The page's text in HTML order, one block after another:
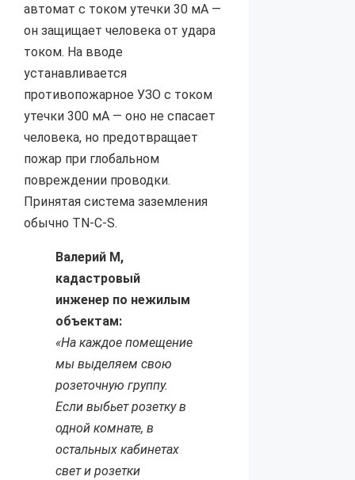
автомат с током утечки 30 мА —
он защищает человека от удара
током. На вводе
устанавливается
противопожарное УЗО с током
утечки 300 мА — оно не спасает
человека, но предотвращает
пожар при глобальном
повреждении проводки.
Принятая система заземления
обычно TN-C-S.
Валерий М,
кадастровый
инженер по нежилым
объектам:
«На каждое помещение
мы выделяем свою
розеточную группу.
Если выбьет розетку в
одной комнате, в
остальных кабинетах
свет и розетки